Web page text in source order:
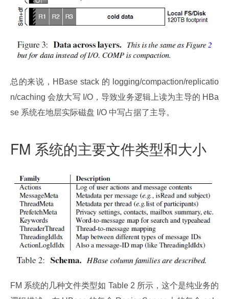
总的来说，HBase stack 的 logging/compaction/replicatio
n/caching 会放大写 I/O，导致业务逻辑上读为主导的 HBa
se 系统在地层实际磁盘 I/O 中写占据了主导。
FM 系统的主要文件类型和大小
FM 系统的几种文件类型如 Table 2 所示，这个是纯业务的